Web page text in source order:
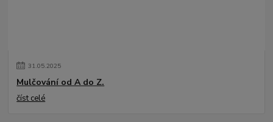
31.05.2025
Mulčování od A do Z.
číst celé